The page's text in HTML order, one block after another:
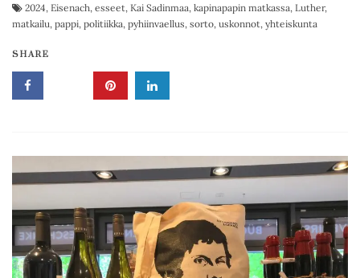
2024, Eisenach, esseet, Kai Sadinmaa, kapinapapin matkassa, Luther,
matkailu, pappi, politiikka, pyhiinvaellus, sorto, uskonnot, yhteiskunta
SHARE